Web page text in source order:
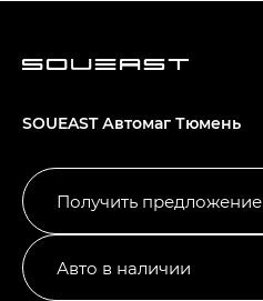
Получить предложение
Авто в наличии
SOUEAST Автомаг Тюмень